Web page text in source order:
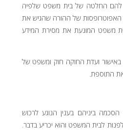
להם החלטה של בית משפט שלפיה
האפוטרופסות של ההורה שהגיש את
משפט המונעת את מסירת המידע
ועדת החוקה חוק ומשפט של
התוספת.
הסכמה ביניהם בענין הנוגע לרכוש
לבית המשפט והוא יכריע בדבר.